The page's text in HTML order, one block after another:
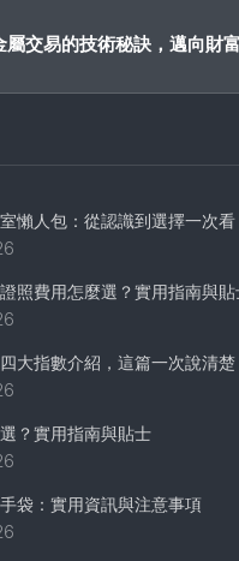
屬交易的技術秘訣，邁向財
懶人包：從認識到選擇一次看
照費用怎麼選？實用指南與貼
大指數介紹，這篇一次說清楚
？實用指南與貼士
袋：實用資訊與注意事項